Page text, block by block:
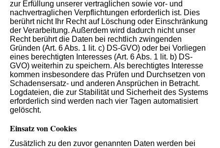
zur Erfüllung unserer vertraglichen sowie vor- und
nachvertraglichen Verpflichtungen erforderlich ist. Dies
berührt nicht Ihr Recht auf Löschung oder Einschränkung
der Verarbeitung. Außerdem wird dadurch nicht unser
Recht berührt die Daten bei rechtlich zwingenden
Gründen (Art. 6 Abs. 1 lit. c) DS-GVO) oder bei Vorliegen
eines berechtigten Interesses (Art. 6 Abs. 1 lit. b) DS-
GVO) weiterhin zu speichern. Als berechtigtes Interesse
kommen insbesondere das Prüfen und Durchsetzen von
Schadensersatz- und anderen Ansprüchen in Betracht.
Logdateien, die zur Stabilität und Sicherheit des Systems
erforderlich sind werden nach vier Tagen automatisiert
gelöscht.
Einsatz von Cookies
Zusätzlich zu den zuvor genannten Daten werden bei